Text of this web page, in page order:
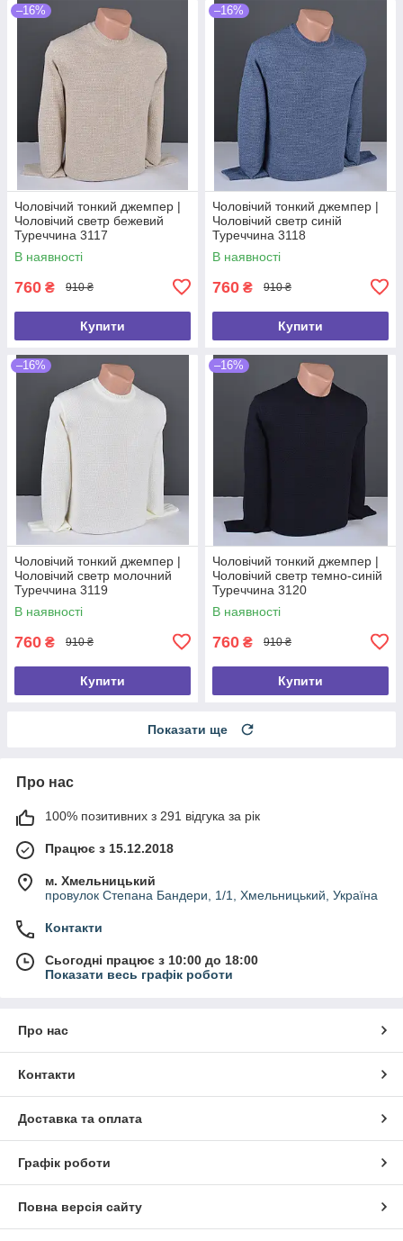
–16%
Чоловічий тонкий джемпер |
Чоловічий светр бежевий
Туреччина 3117
В наявності
760 ₴ 910 ₴
Купити
–16%
Чоловічий тонкий джемпер |
Чоловічий светр синій
Туреччина 3118
В наявності
760 ₴ 910 ₴
Купити
–16%
Чоловічий тонкий джемпер |
Чоловічий светр молочний
Туреччина 3119
В наявності
760 ₴ 910 ₴
Купити
–16%
Чоловічий тонкий джемпер |
Чоловічий светр темно-синій
Туреччина 3120
В наявності
760 ₴ 910 ₴
Купити
Показати ще
Про нас
100% позитивних з 291 відгука за рік
Працює з 15.12.2018
м. Хмельницький
провулок Степана Бандери, 1/1, Хмельницький, Україна
Контакти
Сьогодні працює з 10:00 до 18:00
Показати весь графік роботи
Про нас
Контакти
Доставка та оплата
Графік роботи
Повна версія сайту